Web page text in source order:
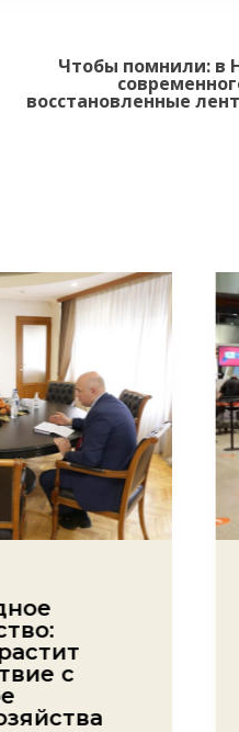
Чтобы помнили: в
восстановленные
с